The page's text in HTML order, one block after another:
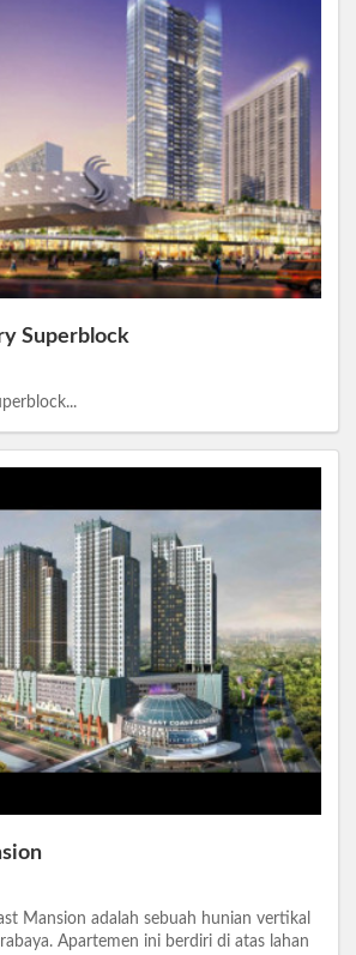
Superblock
Mansion adalah sebuah hunian vertikal
Apartemen ini berdiri di atas lahan